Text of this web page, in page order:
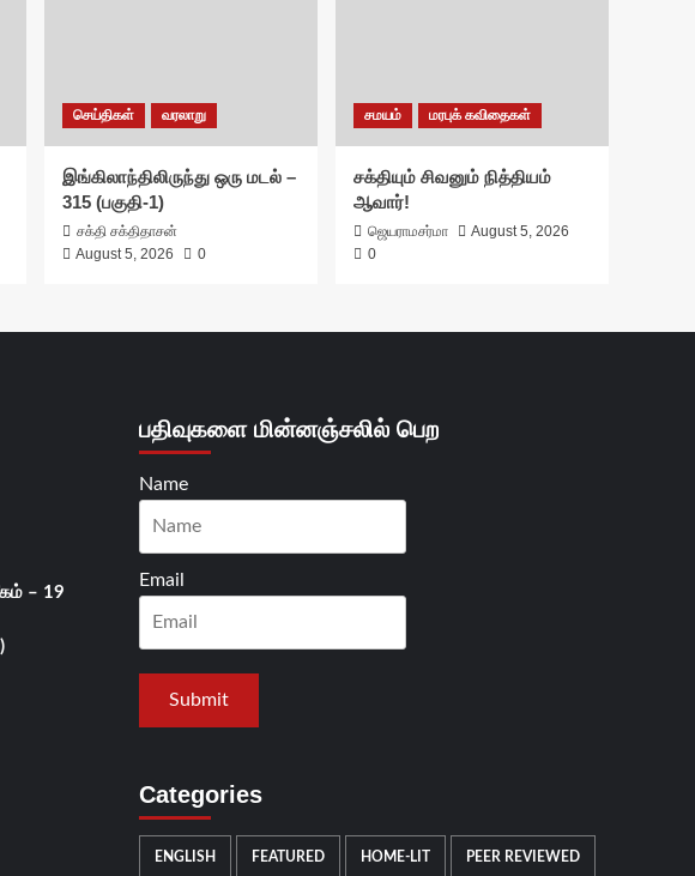
செய்திகள் வரலாறு
இங்கிலாந்திலிருந்து ஒரு மடல் –
315 (பகுதி-1)
சக்தி சக்திதாசன்
August 5, 2026
0
சமயம் மரபுக் கவிதைகள்
சக்தியும் சிவனும் நித்தியம்
ஆவார்!
ஜெயராமசர்மா
August 5, 2026
0
– 19
பதிவுகளை மின்னஞ்சலில் பெற
Name
Email
Categories
ENGLISH FEATURED HOME-LIT PEER REVIEWED